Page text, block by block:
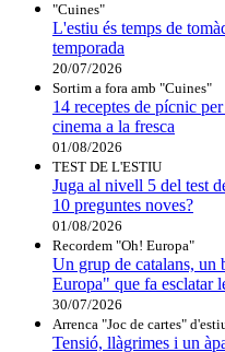
"Cuines"
L'estiu és temps de
temporada
20/07/2026
Sortim a fora amb "Cuines"
14 receptes de pícnic
cinema a la fresca
01/08/2026
TEST DE L'ESTIU
Juga al nivell 5 del test
10 preguntes noves?
01/08/2026
Recordem "Oh! Europa"
Un grup de catalans,
Europa" que fa esclatar
30/07/2026
Arrenca "Joc de cartes"
Tensió, llàgrimes i un